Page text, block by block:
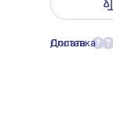
Оплата ?
Доставка ?